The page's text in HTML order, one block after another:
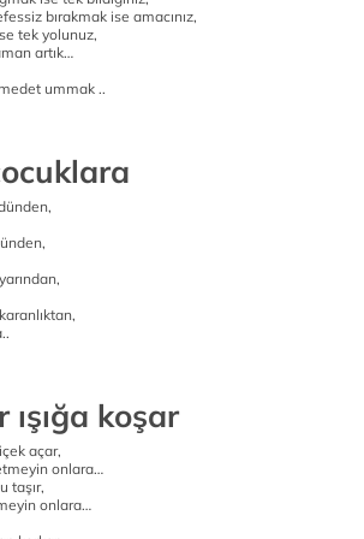
bırakmak ise amacınız,
tek yolunuz,
artık…
ummak ..
ışığa koşar
açar,
onlara…
taşır,
onlara…